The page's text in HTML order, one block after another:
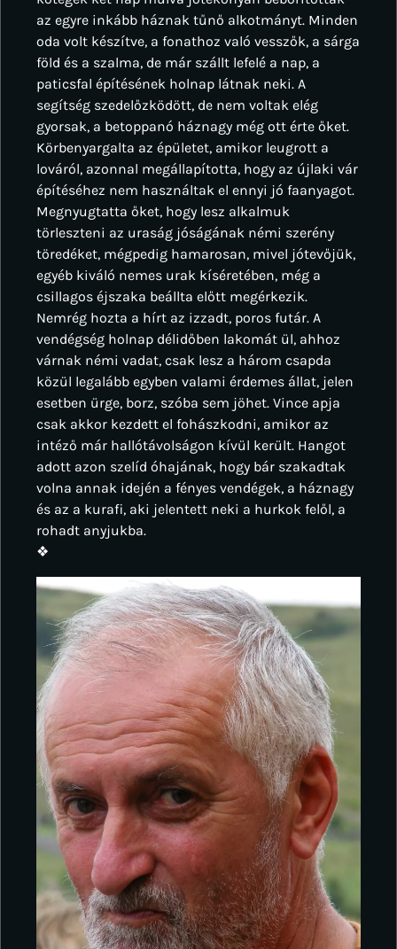
az egyre inkább háznak tűnő alkotmányt. Minden
oda volt készítve, a fonathoz való vesszők, a sárga
föld és a szalma, de már szállt lefelé a nap, a
paticsfal építésének holnap látnak neki. A
segítség szedelőzködött, de nem voltak elég
gyorsak, a betoppanó háznagy még ott érte őket.
Körbenyargalta az épületet, amikor leugrott a
lováról, azonnal megállapította, hogy az újlaki vár
építéséhez nem használtak el ennyi jó faanyagot.
Megnyugtatta őket, hogy lesz alkalmuk
törleszteni az uraság jóságának némi szerény
töredéket, mégpedig hamarosan, mivel jótevőjük,
egyéb kiváló nemes urak kíséretében, még a
csillagos éjszaka beállta előtt megérkezik.
Nemrég hozta a hírt az izzadt, poros futár. A
vendégség holnap délidőben lakomát ül, ahhoz
várnak némi vadat, csak lesz a három csapda
közül legalább egyben valami érdemes állat, jelen
esetben ürge, borz, szóba sem jöhet. Vince apja
csak akkor kezdett el fohászkodni, amikor az
intéző már hallótávolságon kívül került. Hangot
adott azon szelíd óhajának, hogy bár szakadtak
volna annak idején a fényes vendégek, a háznagy
és az a kurafi, aki jelentett neki a hurkok felől, a
rohadt anyjukba.
❖